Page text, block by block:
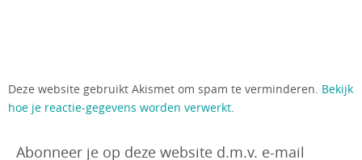
Deze website gebruikt Akismet om spam te verminderen. Bekijk
hoe je reactie-gegevens worden verwerkt.
Abonneer je op deze website d.m.v. e-mail